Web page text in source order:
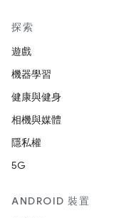
探索
遊戲
機器學習
健康與健身
相機與媒體
隱私權
5G
ANDROID 裝置